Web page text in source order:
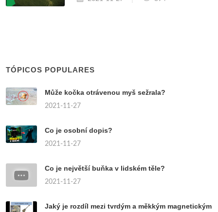
TÓPICOS POPULARES
Může kočka otrávenou myš sežrala?
2021-11-27
Co je osobní dopis?
2021-11-27
Co je největší buňka v lidském těle?
2021-11-27
Jaký je rozdíl mezi tvrdým a měkkým magnetickým